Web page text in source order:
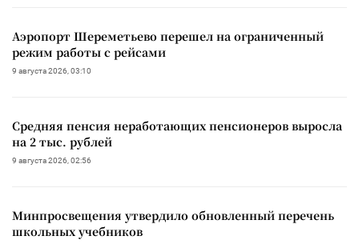
Аэропорт Шереметьево перешел на ограниченный
режим работы с рейсами
9 августа 2026, 03:10
Средняя пенсия неработающих пенсионеров выросла
на 2 тыс. рублей
9 августа 2026, 02:56
Минпросвещения утвердило обновленный перечень
школьных учебников